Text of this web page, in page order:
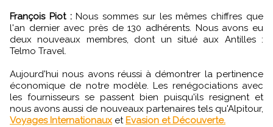
François Piot :Nous sommes sur les mêmes chiffres que
l'an dernier avec près de 130 adhérents. Nous avons eu
deux nouveaux membres, dont un situé aux Antilles :
Telmo Travel.
Aujourd'hui nous avons réussi à démontrer la pertinence
économique de notre modèle. Les renégociations avec
les fournisseurs se passent bien puisqu'ils resignent et
nous avons aussi de nouveaux partenaires tels qu'Alpitour,
Voyages Internationaux et Evasion et Découverte.